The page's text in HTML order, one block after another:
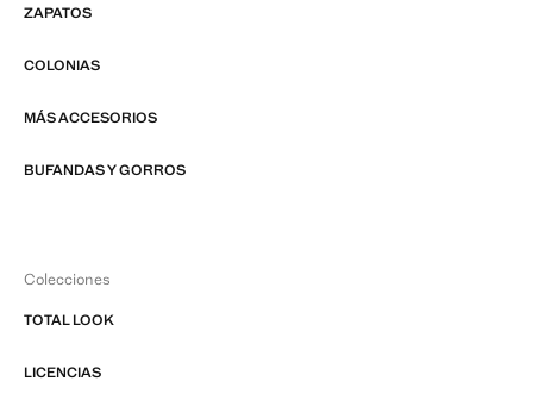
ZAPATOS
COLONIAS
MÁS ACCESORIOS
BUFANDAS Y GORROS
Colecciones
TOTAL LOOK
LICENCIAS